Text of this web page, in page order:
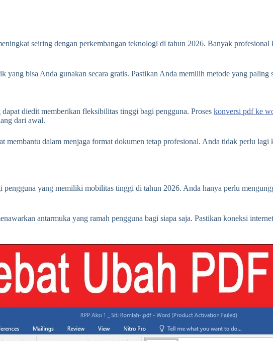
seiring dengan perkembangan teknologi di tahun 2026. Banyak profesional
yang bisa Anda gunakan secara gratis. Pastikan Anda memilih metode yang
diedit memberikan fleksibilitas tinggi bagi pengguna. Proses konversi pdf ke
dari awal.
membantu dalam menjaga format dokumen tetap profesional. Anda tidak perlu
yang memiliki mobilitas tinggi di tahun 2026. Anda hanya perlu
antarmuka yang ramah pengguna bagi siapa saja. Pastikan koneksi